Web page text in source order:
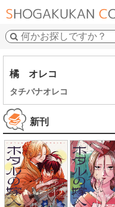
橘 オレコ
タチバナオレコ
新刊